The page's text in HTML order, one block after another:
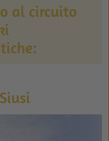
al circuito